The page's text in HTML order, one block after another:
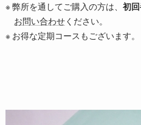
※ 弊所を通してご購入の方は、 初
お問い合わせください。
※ お得な定期コースもございます。